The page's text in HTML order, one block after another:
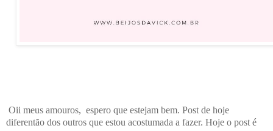
Oii meus amouros, espero que estejam bem. Post de hoje
diferentão dos outros que estou acostumada a fazer. Hoje o post é